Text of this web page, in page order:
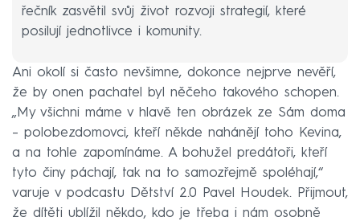
řečník zasvětil svůj život rozvoji strategií, které
posilují jednotlivce i komunity.
Ani okolí si často nevšimne, dokonce nejprve nevěří,
že by onen pachatel byl něčeho takového schopen.
„My všichni máme v hlavě ten obrázek ze Sám doma
– polobezdomovci, kteří někde nahánějí toho Kevina,
a na tohle zapomínáme. A bohužel predátoři, kteří
tyto činy páchají, tak na to samozřejmě spoléhají,“
varuje v podcastu Dětství 2.0 Pavel Houdek. Přijmout,
že dítěti ublížil někdo, kdo je třeba i nám osobně